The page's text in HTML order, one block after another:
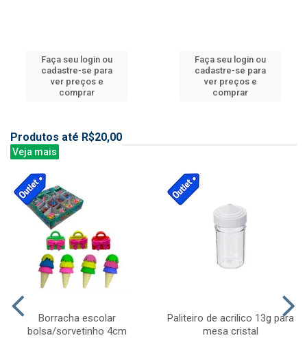
Faça seu login ou
cadastre-se para
ver preços e
comprar
Faça seu login ou
cadastre-se para
ver preços e
comprar
Produtos até R$20,00
Veja mais
Borracha escolar
bolsa/sorvetinho 4cm
Paliteiro de acrilico 13g para
mesa cristal